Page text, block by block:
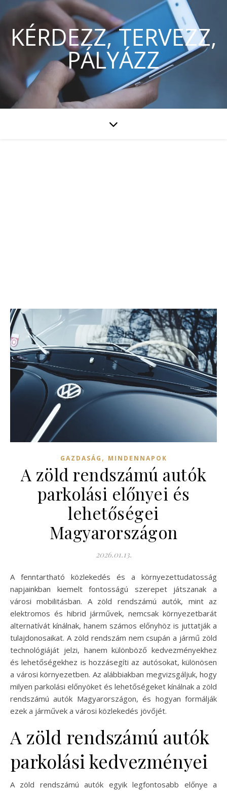
KÉRDEZZ, TERVEZZ,
PÁLYÁZZ
GAZDASÁG , MINDENNAPOK
A zöld rendszámú autók
parkolási előnyei és
lehetőségei
Magyarországon
2026.01.13.
A fenntartható közlekedés és a környezettudatosság
napjainkban kiemelt fontosságú szerepet játszanak a
városi mobilitásban. A zöld rendszámú autók, mint az
elektromos és hibrid járművek, nemcsak környezetbarát
alternatívát kínálnak, hanem számos előnyhöz is juttatják a
tulajdonosaikat. A zöld rendszám nem csupán a jármű zöld
technológiáját jelzi, hanem különböző kedvezményekhez
és lehetőségekhez is hozzásegíti az autósokat, különösen
a városi környezetben. Az alábbiakban megvizsgáljuk, hogy
milyen parkolási előnyöket és lehetőségeket kínálnak a zöld
rendszámú autók Magyarországon, és hogyan formálják
ezek a járművek a városi közlekedés jövőjét.
A zöld rendszámú autók
parkolási kedvezményei
A zöld rendszámú autók egyik legfontosabb előnye a